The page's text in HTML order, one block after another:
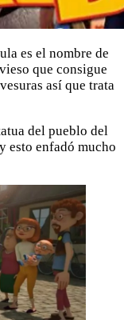
es el nombre de
que consigue
así que trata
del pueblo del
esto enfadó mucho